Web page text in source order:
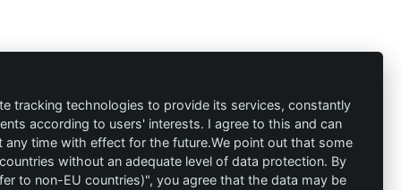
info@die-
schutzprofis.de
+49 (511) 679997-97
tracking technologies to provide its services, constantly
according to users' interests. I agree to this and can
any time with effect for the future.We point out that some
without an adequate level of data protection. By
to non-EU countries)", you agree that the data may be